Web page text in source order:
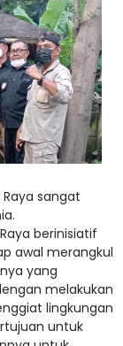
sangat
berinisiatif
awal merangkul
yang
melakukan
lingkungan
untuk